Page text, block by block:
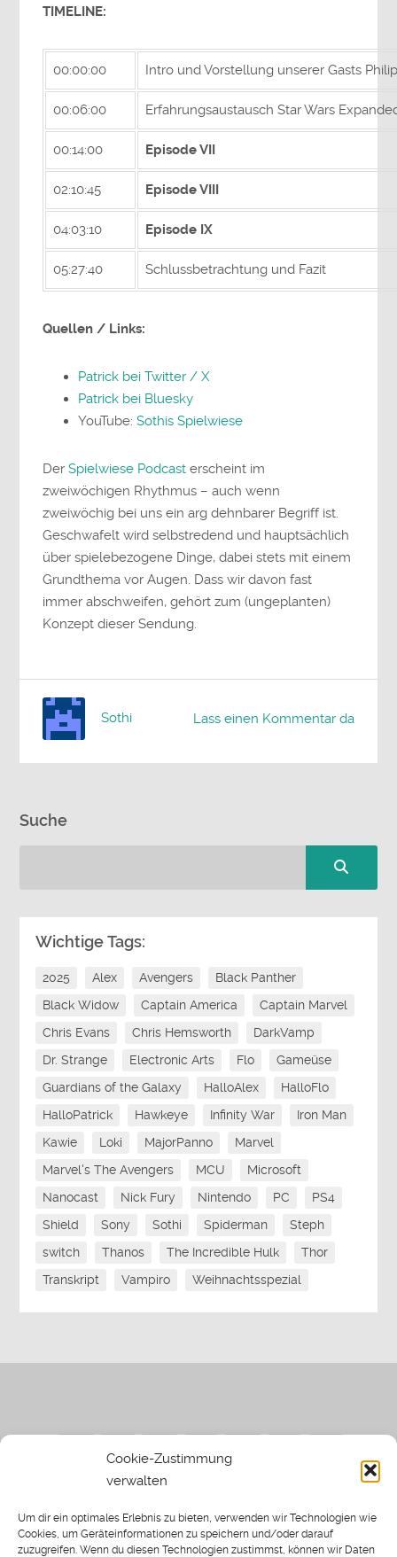
Cookie-Zustimmung
verwalten
Um dir ein optimales Erlebnis zu bieten, verwenden wir Technologien wie
Cookies, um Geräteinformationen zu speichern und/oder darauf
zuzugreifen. Wenn du diesen Technologien zustimmst, können wir Daten
TIMELINE:
00:00:00 Intro und Vorstellung unserer Gasts
00:06:00 Erfahrungsaustausch Star Wars
00:14:00 Episode VII
02:10:45 Episode VIII
04:03:10 Episode IX
05:27:40 Schlussbetrachtung und Fazit
Quellen / Links:
Patrick bei Twitter / X
Patrick bei Bluesky
YouTube:Sothis Spielwiese
DerSpielwiese Podcast erscheint im
zweiwöchigen Rhythmus – auch wenn
zweiwöchig bei uns ein arg dehnbarer Begriff ist.
Geschwafelt wird selbstredend und hauptsächlich
über spielebezogene Dinge, dabei stets mit einem
Grundthema vor Augen. Dass wir davon fast
immer abschweifen, gehört zum (ungeplanten)
Konzept dieser Sendung.
Lass einen Kommentar da
Sothi
Suche
Wichtige Tags:
2025 Alex Avengers
Black Panther
Black Widow
Captain America
Captain Marvel
Chris Evans
Chris Hemsworth
DarkVamp
Dr. Strange
Electronic Arts Flo
Gameüse
Guardians of the Galaxy
HalloAlex
HalloFlo
HalloPatrick
Hawkeye Infinity War
Iron Man
Kawie
Loki MajorPanno
Marvel
Marvel's The Avengers
MCU
Microsoft
Nanocast
Nick Fury Nintendo PC
PS4
Shield
Sony Sothi Spiderman
Steph
switch
Thanos The Incredible Hulk
Thor
Transkript
Vampiro Weihnachtsspezial
Spielwiese